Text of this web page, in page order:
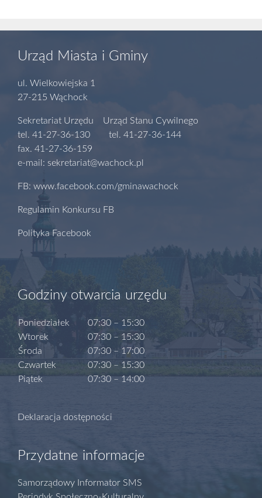
Urząd Miasta i Gminy
ul. Wielkowiejska 1
27-215 Wąchock
Sekretariat Urzędu Urząd Stanu Cywilnego
tel. 41-27-36-130 tel. 41-27-36-144
fax. 41-27-36-159
e-mail: sekretariat@wachock.pl
FB: www.facebook.com/gminawachock
Regulamin Konkursu FB
Polityka Facebook
Godziny otwarcia urzędu
Poniedziałek
Wtorek
Środa
Czwartek
Piątek
07:30 – 15:30
07:30 – 15:30
07:30 – 17:00
07:30 – 15:30
07:30 – 14:00
Deklaracja dostępności
Przydatne informacje
Samorządowy Informator SMS